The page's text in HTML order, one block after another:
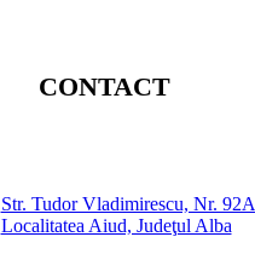
CONTACT
Str. Tudor Vladimirescu, Nr. 92A
Localitatea Aiud, Judeţul Alba